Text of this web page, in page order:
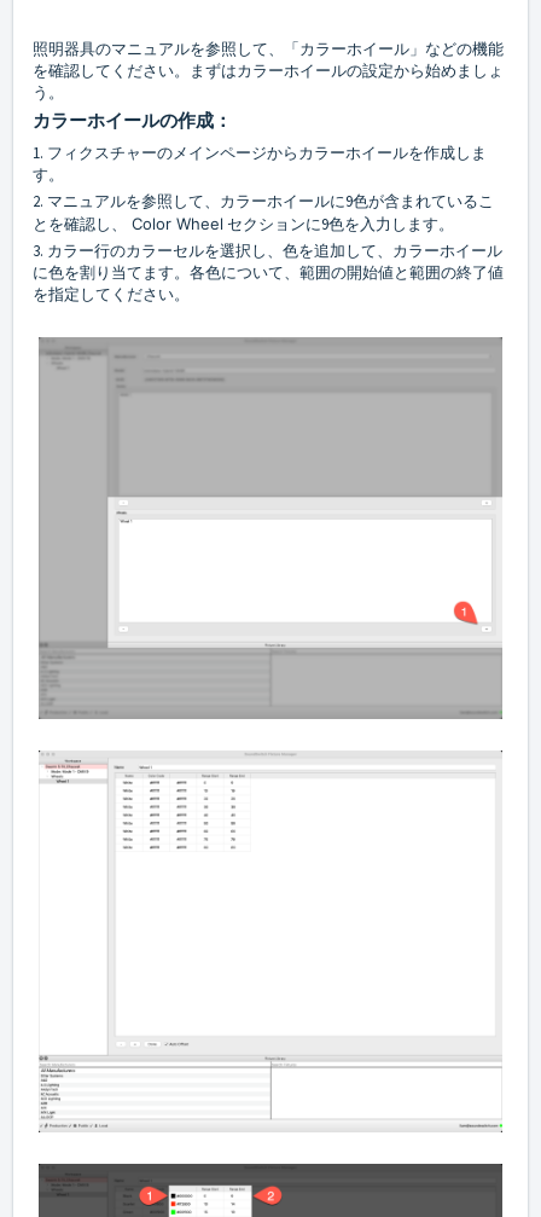
照明器具のマニュアルを参照して、「カラーホイール」などの機能
を確認してください。まずはカラーホイールの設定から始めましょ
う。
カラーホイールの作成：
1. フィクスチャーのメインページからカラーホイールを作成しま
す。
2. マニュアルを参照して、カラーホイールに9色が含まれているこ
とを確認し、
Color Wheel セクションに9色を入力します。
3. カラー行のカラーセルを選択し、色を追加して、カラーホイール
に色を割り当てます。各色について、範囲の開始値と範囲の終了値
を指定してください。